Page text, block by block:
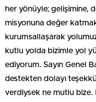
her yönüyle; gelişimine,
misyonuna değer
kurumsallaşarak
kutlu yolda bizimle yol
ediyorum. Sayın Genel
destekten dolayı
verdiysek ne mutlu bize.